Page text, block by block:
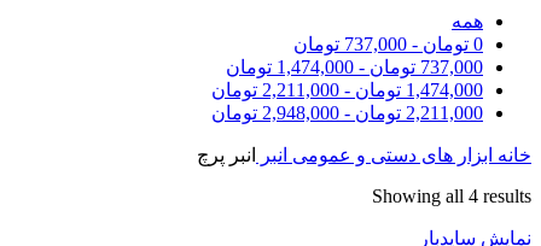
همه
0 تومان -
737,000 تومان
737,000 تومان -
1,474,000 تومان
1,474,000 تومان -
2,211,000 تومان
2,211,000 تومان -
2,948,000 تومان
خانه ابزار های دستی و عمومی انبر
انبر پرچ
Showing all 4 results
نمایش سایدبار